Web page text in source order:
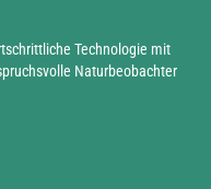
Technologie mit
Naturbeobachter